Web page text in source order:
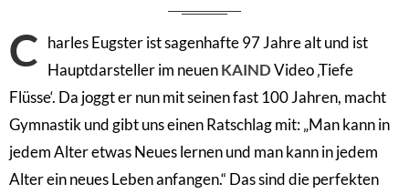
C harles Eugster ist sagenhafte 97 Jahre alt und ist
Hauptdarsteller im neuenKAINDVideo ‚Tiefe
Flüsse‘. Da joggt er nun mit seinen fast 100 Jahren, macht
Gymnastik und gibt uns einen Ratschlag mit: „Man kann in
jedem Alter etwas Neues lernen und man kann in jedem
Alter ein neues Leben anfangen.“ Das sind die perfekten